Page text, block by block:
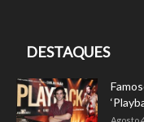
DESTAQUES